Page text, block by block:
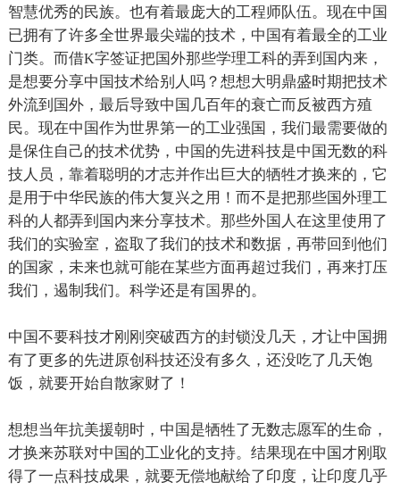
智慧优秀的民族。也有着最庞大的工程师队伍。现在中国
已拥有了许多全世界最尖端的技术，中国有着最全的工业
门类。而借K字签证把国外那些学理工科的弄到国内来，
是想要分享中国技术给别人吗？想想大明鼎盛时期把技术
外流到国外，最后导致中国几百年的衰亡而反被西方殖
民。现在中国作为世界第一的工业强国，我们最需要做的
是保住自己的技术优势，中国的先进科技是中国无数的科
技人员，靠着聪明的才志并作出巨大的牺牲才换来的，它
是用于中华民族的伟大复兴之用！而不是把那些国外理工
科的人都弄到国内来分享技术。那些外国人在这里使用了
我们的实验室，盗取了我们的技术和数据，再带回到他们
的国家，未来也就可能在某些方面再超过我们，再来打压
我们，遏制我们。科学还是有国界的。
中国不要科技才刚刚突破西方的封锁没几天，才让中国拥
有了更多的先进原创科技还没有多久，还没吃了几天饱
饭，就要开始自散家财了！
想想当年抗美援朝时，中国是牺牲了无数志愿军的生命，
才换来苏联对中国的工业化的支持。结果现在中国才刚取
得了一点科技成果，就要无偿地献给了印度，让印度几乎